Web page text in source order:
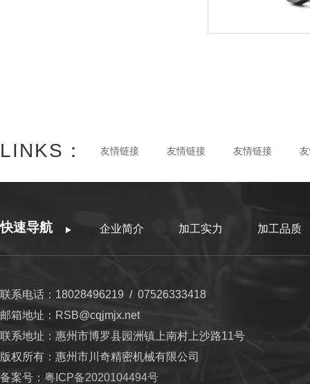
LINKS： 友情链接 友情链接 友情链接
快速导航 企业简介 加工实力 加工品质
联系电话：18028496219 / 07526333418
邮箱地址：RSB@cqjmjx.net
联系地址：惠州市博罗县园洲镇上南村上沙路11号
版权所有：惠州市川奇精密机械有限公司
备案号： 粤ICP备2020104494号